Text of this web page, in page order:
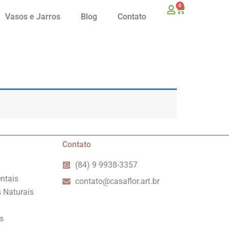
Vasos e Jarros Blog Contato
0
Naturais
Contato
(84) 9 9938-3357
contato@casaflor.art.br